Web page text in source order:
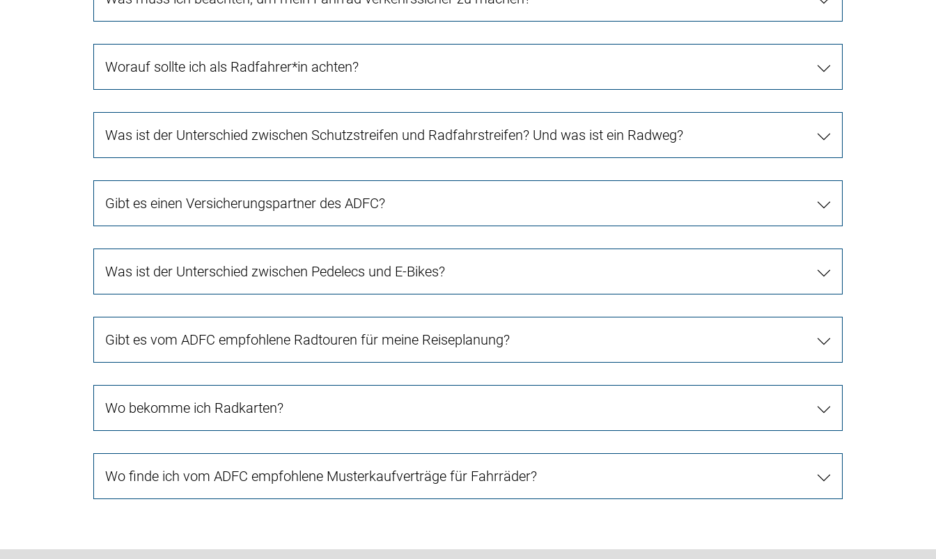
Worauf sollte ich als Radfahrer*in achten?
Was ist der Unterschied zwischen Schutzstreifen und Radfahrstreifen? Und was ist ein Radweg?
Gibt es einen Versicherungspartner des ADFC?
Was ist der Unterschied zwischen Pedelecs und E-Bikes?
Gibt es vom ADFC empfohlene Radtouren für meine Reiseplanung?
Wo bekomme ich Radkarten?
Wo finde ich vom ADFC empfohlene Musterkaufverträge für Fahrräder?